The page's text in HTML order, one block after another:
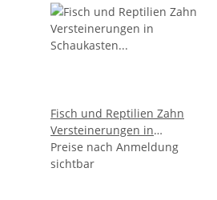
Fisch und Reptilien Zahn
Versteinerungen in
Schaukasten verschiedene
Fossilien
Preise nach Anmeldung
sichtbar